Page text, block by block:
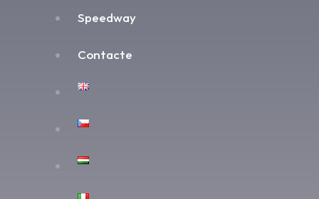
Speedway
Contacte